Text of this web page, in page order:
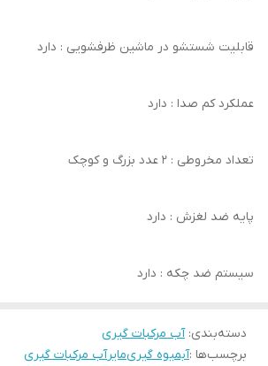
قابلیت شستشو در ماشین ظرفشویی : دارد
عملکرد کم صدا : دارد
تعداد مخروطی : 2 عدد بزرگ و کوچک
پایه ضد لغزش : دارد
سیستم ضد چکه : دارد
دسته‌بندی:آب مرکبات گیری
برچسب‌ها :آبمیوه گیریمایرآب مرکبات گیری